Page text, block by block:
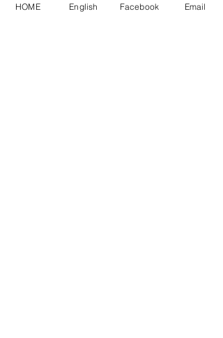
HOME English Facebook Email